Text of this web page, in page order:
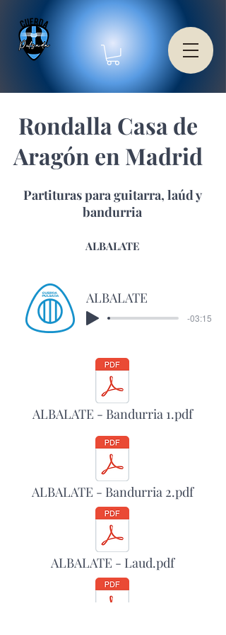
Rondalla Casa de
Aragón en Madrid
Partituras para guitarra, laúd y
bandurria
ALBALATE
ALBALATE
-03:15
ALBALATE - Bandurria 1.pdf
ALBALATE - Bandurria 2.pdf
ALBALATE - Laud.pdf